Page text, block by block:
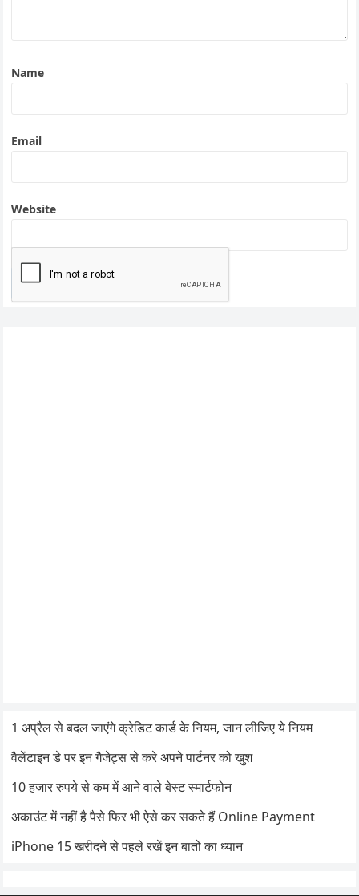
Name
Email
Website
1 अप्रैल से बदल जाएंगे क्रेडिट कार्ड के नियम, जान लीजिए ये नियम
वैलेंटाइन डे पर इन गैजेट्स से करे अपने पार्टनर को खुश
10 हजार रुपये से कम में आने वाले बेस्ट स्मार्टफोन
अकाउंट में नहीं है पैसे फिर भी ऐसे कर सकते हैं Online Payment
iPhone 15 खरीदने से पहले रखें इन बातों का ध्यान